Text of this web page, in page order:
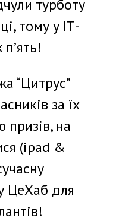
турботу
тому у ІТ-
“Цитрус”
за їх
на
(ipad &
ЦеХаб для